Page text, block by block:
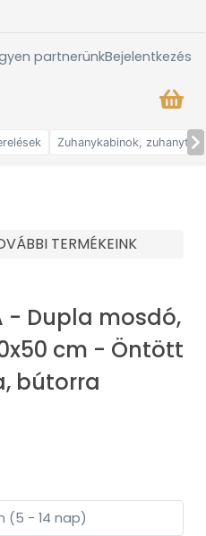
partnerünkBejelentkezés
Zuhanykabinok,
TERMÉKEINK
- Dupla mosdó,
cm - Öntött
bútorra
(5 - 14 nap)